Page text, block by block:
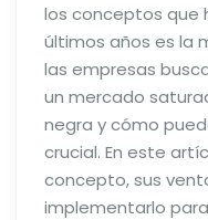
los conceptos que
últimos años es la
las empresas
un mercado
negra y cómo
crucial. En este
concepto, sus
implementarlo